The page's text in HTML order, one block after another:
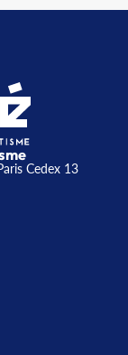
Cedex 13